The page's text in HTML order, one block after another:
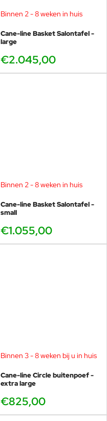
Binnen 2 - 8 weken in huis
Cane-line Basket Salontafel -
large
€2.045,00
Binnen 2 - 8 weken in huis
Cane-line Basket Salontafel -
small
€1.055,00
Binnen 3 - 8 weken bij u in huis
Cane-line Circle buitenpoef -
extra large
€825,00